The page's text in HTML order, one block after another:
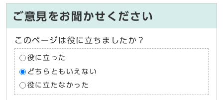
ご意見をお聞かせください
このページは役に立ちましたか？
役に立った
どちらともいえない
役に立たなかった